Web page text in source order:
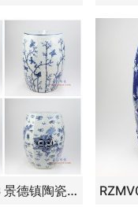
RZMV20-23 景德镇陶瓷 手绘青花 孔雀图 蝴蝶图 仙鹤图 龙纹 圆凳 凉墩